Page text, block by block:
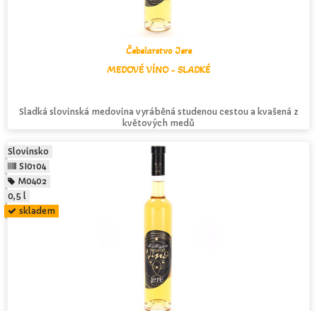
Čebelarstvo Jere
MEDOVÉ VÍNO - SLADKÉ
Sladká slovinská medovina vyráběná studenou cestou a kvašená z
květových medů
Slovinsko
SI0104
M0402
0,5 l
skladem